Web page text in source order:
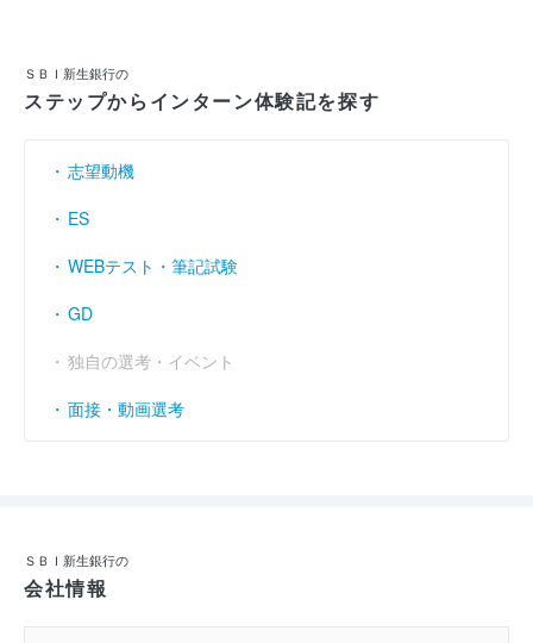
ＳＢＩ新生銀行の
ステップからインターン体験記を探す
志望動機
ES
WEBテスト・筆記試験
GD
独自の選考・イベント
面接・動画選考
ＳＢＩ新生銀行の
会社情報